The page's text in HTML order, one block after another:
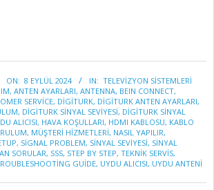
ON: 8 EYLÜL 2024 IN: TELEVİZYON SİSTEMLERİ
, ANTEN AYARLARI, ANTENNA, BEIN CONNECT,
SERVICE, DIGITURK, DIGITURK ANTEN AYARLARI,
, DIGITURK SINYAL SEVIYESI, DIGITURK SINYAL
ALICISI, HAVA KOŞULLARI, HDMI KABLOSU, KABLO
, MÜŞTERI HIZMETLERI, NASIL YAPILIR,
, SIGNAL PROBLEM, SINYAL SEVIYESI, SINYAL
SORULAR, SSS, STEP BY STEP, TEKNIK SERVIS,
GUIDE, UYDU ALICISI, UYDU ANTENI